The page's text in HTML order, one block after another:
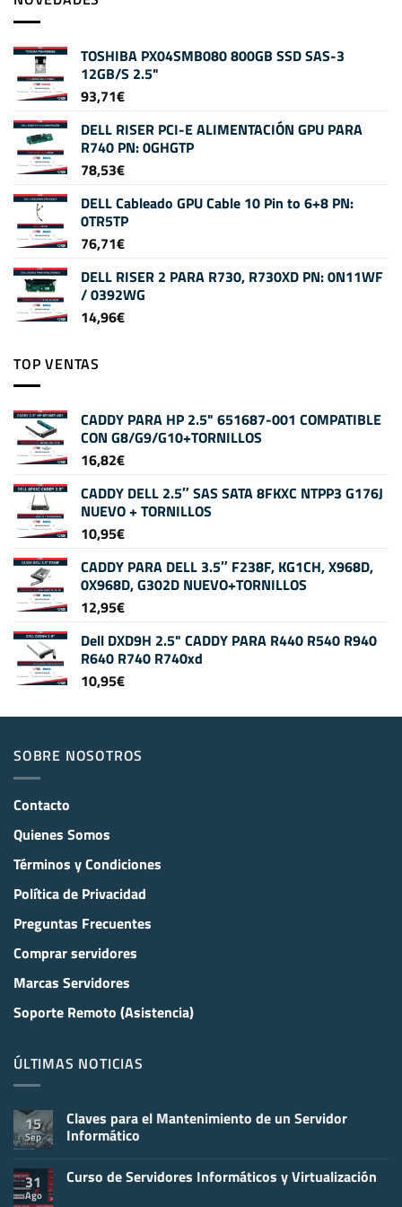
TOSHIBA PX04SMB080 800GB SSD SAS-3
12GB/S 2.5"
93,71€
DELL RISER PCI-E ALIMENTACIÓN GPU PARA
R740 PN: 0GHGTP
78,53€
DELL Cableado GPU Cable 10 Pin to 6+8 PN:
0TR5TP
76,71€
DELL RISER 2 PARA R730, R730XD PN: 0N11WF
/ 0392WG
14,96€
TOP VENTAS
CADDY PARA HP 2.5" 651687-001 COMPATIBLE
CON G8/G9/G10+TORNILLOS
16,82€
CADDY DELL 2.5″ SAS SATA 8FKXC NTPP3 G176J
NUEVO + TORNILLOS
10,95€
CADDY PARA DELL 3.5″ F238F, KG1CH, X968D,
0X968D, G302D NUEVO+TORNILLOS
12,95€
Dell DXD9H 2.5" CADDY PARA R440 R540 R940
R640 R740 R740xd
10,95€
SOBRE NOSOTROS
Contacto
Quienes Somos
Términos y Condiciones
Política de Privacidad
Preguntas Frecuentes
Comprar servidores
Marcas Servidores
Soporte Remoto (Asistencia)
ÚLTIMAS NOTICIAS
15
Sep
Claves para el Mantenimiento de un Servidor
Informático
comentarios
31
Ago
Curso de Servidores Informáticos y Virtualización